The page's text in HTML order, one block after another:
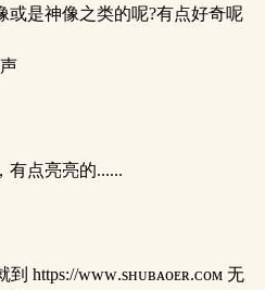
是神像之类的呢?有点好奇呢
点亮亮的......
https://ᴡᴡᴡ.sʜᴜʙᴀᴏᴇʀ.ᴄᴏᴍ 无